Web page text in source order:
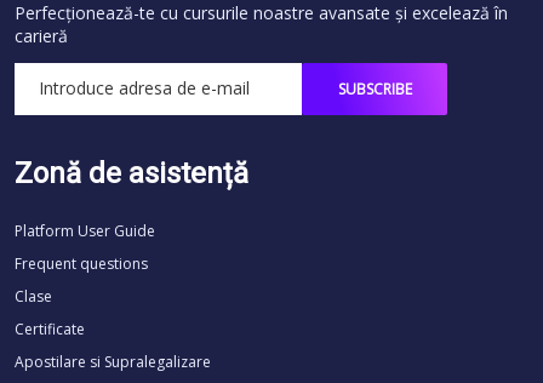
Perfecționează-te cu cursurile noastre avansate și excelează în
carieră
Zonă de asistență
Platform User Guide
Frequent questions
Clase
Certificate
Apostilare si Supralegalizare